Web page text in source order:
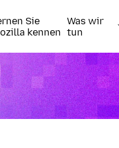
Sie
kennen
Was wir
tun